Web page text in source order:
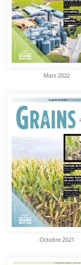
Mars 2022
Octobre 2021